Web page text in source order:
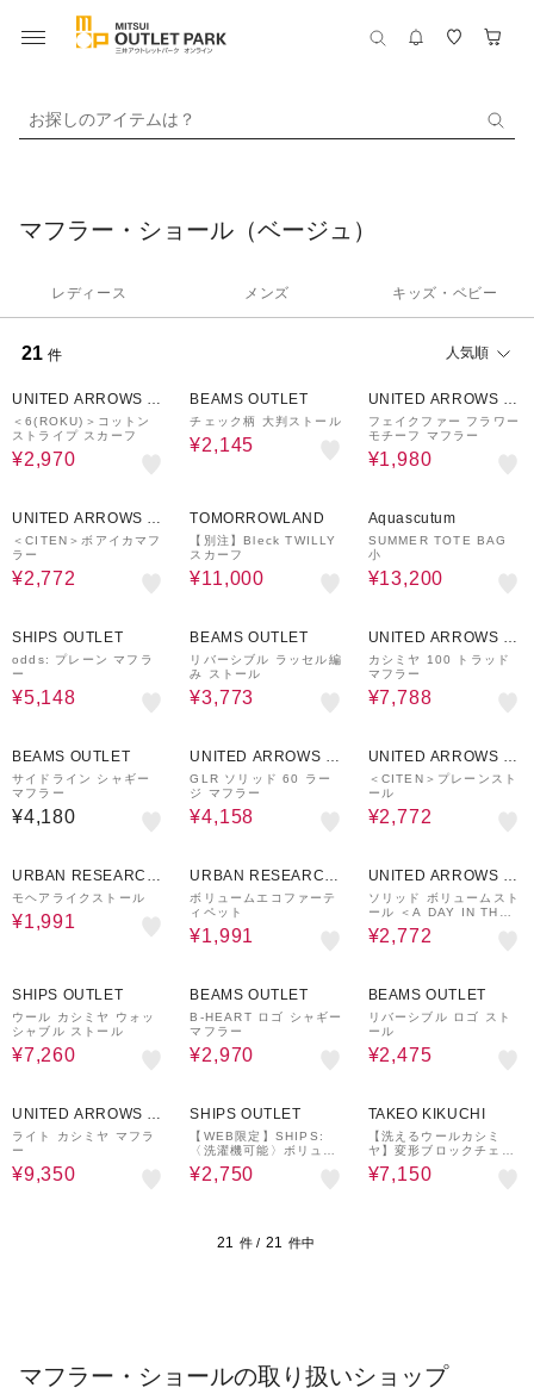
お探しのアイテムは？
マフラー・ショール（ベージュ）
レディース メンズ キッズ・ベビー
21 件 人気順
UNITED ARROWS O
UTLET
＜6(ROKU)＞コットン
ストライプ スカーフ
¥2,970
BEAMS OUTLET
チェック柄 大判ストール
¥2,145
UNITED ARROWS O
UTLET
フェイクファー フラワー
モチーフ マフラー
¥1,980
UNITED ARROWS O
UTLET
＜CITEN＞ボアイカマフ
ラー
¥2,772
TOMORROWLAND
【別注】Bleck TWILLY
スカーフ
¥11,000
Aquascutum
SUMMER TOTE BAG
小
¥13,200
SHIPS OUTLET
odds: プレーン マフラ
ー
¥5,148
BEAMS OUTLET
リバーシブル ラッセル編
み ストール
¥3,773
UNITED ARROWS O
UTLET
カシミヤ 100 トラッド
マフラー
¥7,788
BEAMS OUTLET
サイドライン シャギー
マフラー
¥4,180
UNITED ARROWS O
UTLET
GLR ソリッド 60 ラー
ジ マフラー
¥4,158
UNITED ARROWS O
UTLET
＜CITEN＞プレーンスト
ール
¥2,772
URBAN RESEARCH
ware house
モヘアライクストール
¥1,991
URBAN RESEARCH
ware house
ボリュームエコファーテ
ィペット
¥1,991
UNITED ARROWS O
UTLET
ソリッド ボリュームスト
ール ＜A DAY IN THE
LIFE＞
¥2,772
SHIPS OUTLET
ウール カシミヤ ウォッ
シャブル ストール
¥7,260
BEAMS OUTLET
B-HEART ロゴ シャギー
マフラー
¥2,970
BEAMS OUTLET
リバーシブル ロゴ スト
ール
¥2,475
UNITED ARROWS O
UTLET
ライト カシミヤ マフラ
ー
¥9,350
SHIPS OUTLET
【WEB限定】SHIPS:
〈洗濯機可能〉ボリュー
ム マフラー (ソリッド)
¥2,750
TAKEO KIKUCHI
【洗えるウールカシミ
ヤ】変形ブロックチェッ
クマフラー
¥7,150
21 件 / 21 件中
マフラー・ショールの取り扱いショップ